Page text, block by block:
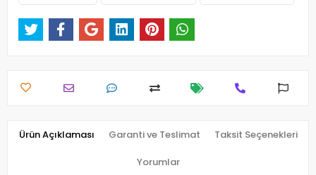
Ürün Açıklaması Garanti ve Teslimat Taksit Seçenekleri
Yorumlar